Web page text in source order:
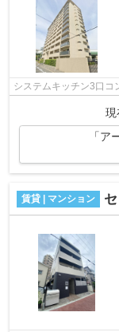
システムキッチン3口
現
「ア
賃貸 | マンション